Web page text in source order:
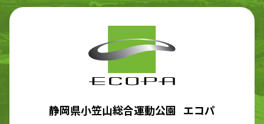
静岡県小笠山総合運動公園 エコパ